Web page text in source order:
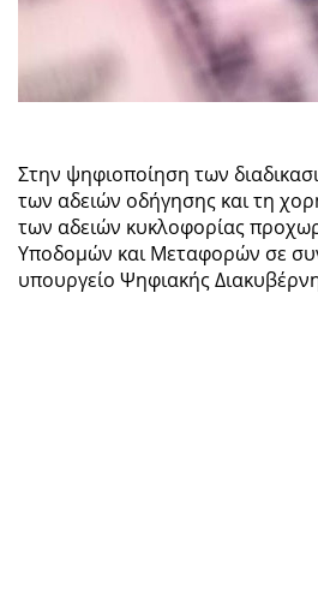
Στην ψηφιοποίηση των
των αδειών οδήγησης και τη
των αδειών κυκλοφορίας
Υποδομών και Μεταφορών σε
υπουργείο Ψηφιακής